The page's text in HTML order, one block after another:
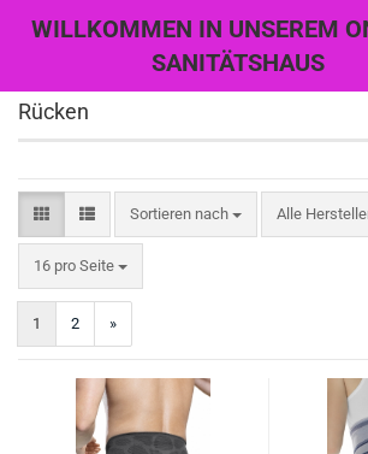
WILLKOMMEN IN UNSEREM
SANITÄTSHAUS
Rücken
Sortieren nach
Sortieren nach Alle
16 pro Seite
pro Seite
1 2 »